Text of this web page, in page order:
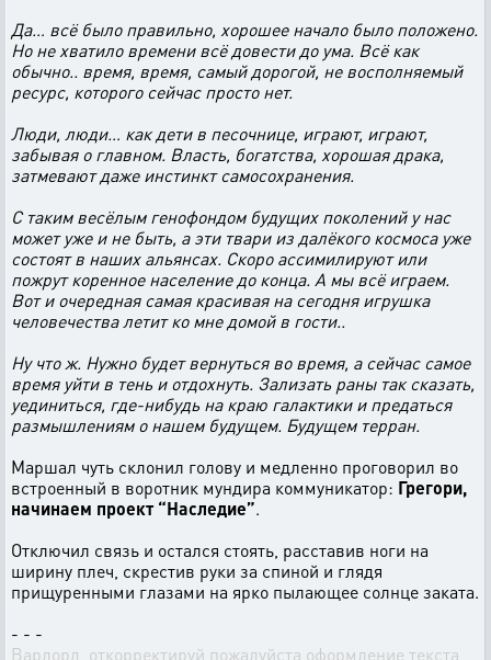
Да… всё было правильно, хорошее начало было положено.
Но не хватило времени всё довести до ума. Всё как
обычно.. время, время, самый дорогой, не восполняемый
ресурс, которого сейчас просто нет.
Люди, люди… как дети в песочнице, играют, играют,
забывая о главном. Власть, богатства, хорошая драка,
затмевают даже инстинкт самосохранения.
С таким весёлым генофондом будущих поколений у нас
может уже и не быть, а эти твари из далёкого космоса уже
состоят в наших альянсах. Скоро ассимилируют или
пожрут коренное население до конца. А мы всё играем.
Вот и очередная самая красивая на сегодня игрушка
человечества летит ко мне домой в гости..
Ну что ж. Нужно будет вернуться во время, а сейчас самое
время уйти в тень и отдохнуть. Зализать раны так сказать,
уединиться, где-нибудь на краю галактики и предаться
размышлениям о нашем будущем. Будущем терран.
Маршал чуть склонил голову и медленно проговорил во
встроенный в воротник мундира коммуникатор: Грегори,
начинаем проект “Наследие”.
Отключил связь и остался стоять, расставив ноги на
ширину плеч, скрестив руки за спиной и глядя
прищуренными глазами на ярко пылающее солнце заката.
- - -
Варлорд, откорректируй пожалуйста оформление текста